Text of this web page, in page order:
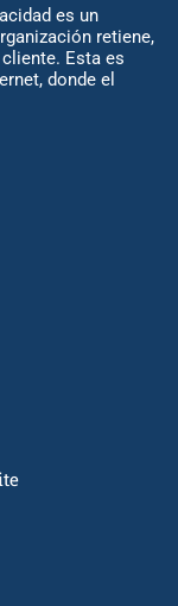
es un
retiene,
Esta es
donde el